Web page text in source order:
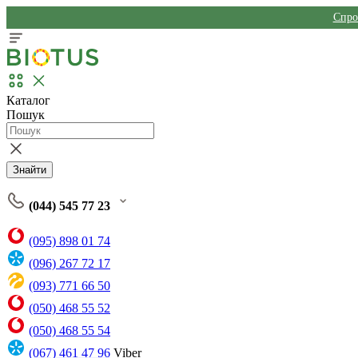
Каталог
Пошук
Знайти
(044) 545 77 23
(095) 898 01 74
(096) 267 72 17
(093) 771 66 50
(050) 468 55 52
(050) 468 55 54
(067) 461 47 96 Viber